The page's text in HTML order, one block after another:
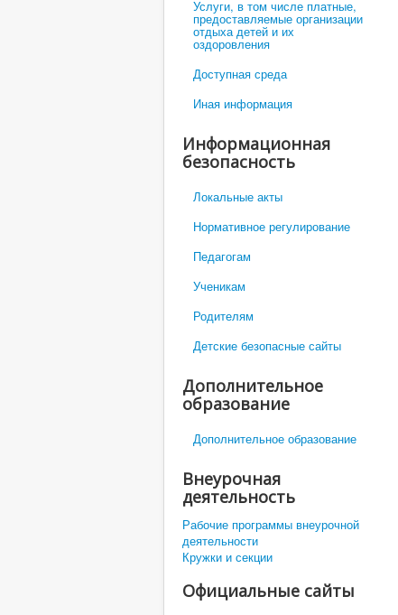
Услуги, в том числе платные,
предоставляемые организации
отдыха детей и их
оздоровления
Доступная среда
Иная информация
Информационная
безопасность
Локальные акты
Нормативное регулирование
Педагогам
Ученикам
Родителям
Детские безопасные сайты
Дополнительное
образование
Дополнительное образование
Внеурочная
деятельность
Рабочие программы внеурочной
деятельности
Кружки и секции
Официальные сайты